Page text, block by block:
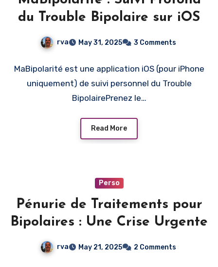
du Trouble Bipolaire sur iOS
rva May 31, 2025 3 Comments
MaBipolarité est une application iOS (pour iPhone
uniquement) de suivi personnel du Trouble
BipolairePrenez le…
Read More
Perso
Pénurie de Traitements pour
Bipolaires : Une Crise Urgente
rva May 21, 2025 2 Comments